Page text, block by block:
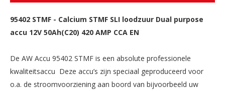
95402 STMF - Calcium STMF SLI loodzuur Dual purpose
accu 12V 50Ah(C20) 420 AMP CCA EN
De AW Accu 95402 STMF is een absolute professionele
kwaliteitsaccu Deze accu’s zijn speciaal geproduceerd voor
o.a. de stroomvoorziening aan boord van bijvoorbeeld uw